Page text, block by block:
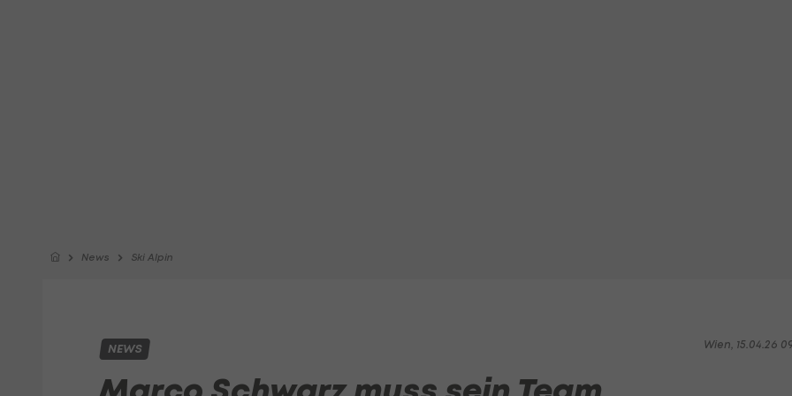
News Ski Alpin
Wien, 15.04.26
NEWS